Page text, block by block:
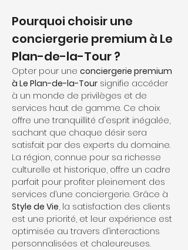
Pourquoi choisir une
conciergerie premium à Le
Plan-de-la-Tour ?
Opter pour une conciergerie premium
à Le Plan-de-la-Tour signifie accéder
à un monde de privilèges et de
services haut de gamme. Ce choix
offre une tranquillité d'esprit inégalée,
sachant que chaque désir sera
satisfait par des experts du domaine.
La région, connue pour sa richesse
culturelle et historique, offre un cadre
parfait pour profiter pleinement des
services d’une conciergerie. Grâce à
Style de Vie, la satisfaction des clients
est une priorité, et leur expérience est
optimisée au travers d’interactions
personnalisées et chaleureuses.